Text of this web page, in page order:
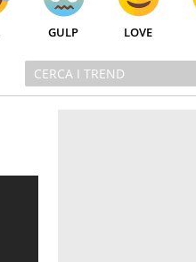
GULP LOVE